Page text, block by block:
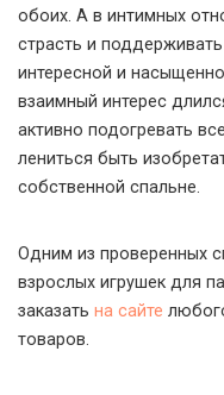
обоих. А в интимных
страсть и
интересной и
взаимный интерес
активно подогревать
лениться быть
собственной спальне.
Одним из проверенных
взрослых игрушек для
заказать на сайте
товаров.